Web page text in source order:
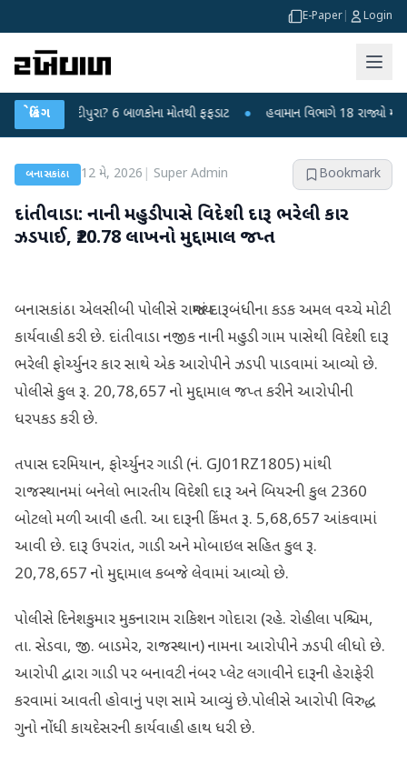
E-Paper Login
બ્રેકિંગ
ચાંદીપુરા? 6 બાળકોના મોતથી ફફડાટ ● હવામાન વિભાગે 18 રાજ્યો માટે ભારે
બનાસકાંઠા 12 મે, 2026 Super Admin Bookmark
દાંતીવાડા: નાની મહુડી પાસે વિદેશી દારૂ ભરેલી કાર
ઝડપાઈ, ₹20.78 લાખનો મુદ્દામાલ જપ્ત
બનાસકાંઠા એલસીબી પોલીસે રાજ્યમાં દારૂબંધીના કડક અમલ વચ્ચે મોટી
કાર્યવાહી કરી છે. દાંતીવાડા નજીક નાની મહુડી ગામ પાસેથી વિદેશી દારૂ
ભરેલી ફોર્ચ્યુનર કાર સાથે એક આરોપીને ઝડપી પાડવામાં આવ્યો છે.
પોલીસે કુલ રૂ. 20,78,657 નો મુદ્દામાલ જપ્ત કરીને આરોપીની
ધરપકડ કરી છે.
તપાસ દરમિયાન, ફોર્ચ્યુનર ગાડી (નં. GJ01RZ1805) માંથી
રાજસ્થાનમાં બનેલો ભારતીય વિદેશી દારૂ અને બિયરની કુલ 2360
બોટલો મળી આવી હતી. આ દારૂની કિંમત રૂ. 5,68,657 આંકવામાં
આવી છે. દારૂ ઉપરાંત, ગાડી અને મોબાઇલ સહિત કુલ રૂ.
20,78,657 નો મુદ્દામાલ કબજે લેવામાં આવ્યો છે.
પોલીસે દિનેશકુમાર મુકનારામ રાકિશન ગોદારા (રહે. રોહીલા પશ્ચિમ,
તા. સેડવા, જી. બાડમેર, રાજસ્થાન) નામના આરોપીને ઝડપી લીધો છે.
આરોપી દ્વારા ગાડી પર બનાવટી નંબર પ્લેટ લગાવીને દારૂની હેરાફેરી
કરવામાં આવતી હોવાનું પણ સામે આવ્યું છે.પોલીસે આરોપી વિરુદ્ધ
ગુનો નોંધી કાયદેસરની કાર્યવાહી હાથ ધરી છે.